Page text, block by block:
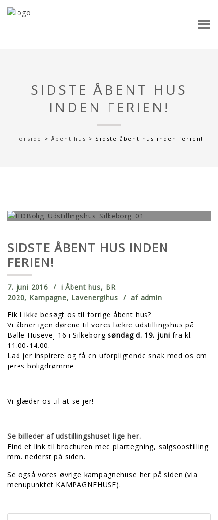
SIDSTE ÅBENT HUS
INDEN FERIEN!
Forside > Åbent hus > Sidste åbent hus inden ferien!
SIDSTE ÅBENT HUS INDEN
FERIEN!
7. juni 2016 iÅbent hus, BR
2020, Kampagne, Lavenergihus af admin
Fik I ikke besøgt os til forrige åbent hus?
Vi åbner igen dørene til vores lækre udstillingshus på
Balle Husevej 16 i Silkeborgsøndag d. 19. junifra kl.
11.00-14.00.
Lad jer inspirere og få en uforpligtende snak med os om
jeres boligdrømme.
Vi glæder os til at se jer!
Se billeder af udstillingshuset lige her.
Find et link til brochuren med plantegning, salgsopstilling
mm. nederst på siden.
Se også vores øvrige kampagnehuse her på siden (via
menupunktet KAMPAGNEHUSE).